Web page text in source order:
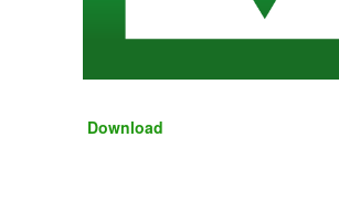
Download